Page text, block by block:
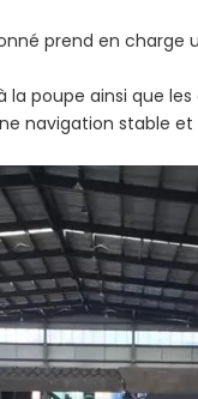
prend en
poupe ainsi que
navigation stable